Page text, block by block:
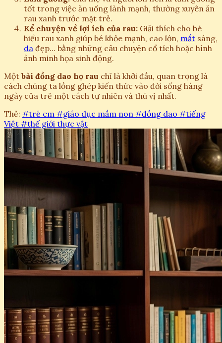
tốt trong việc ăn uống lành mạnh, thường xuyên ăn
rau xanh trước mặt trẻ.
Kể chuyện về lợi ích của rau: Giải thích cho bé
hiểu rau xanh giúp bé khỏe mạnh, cao lớn, mắt sáng,
da đẹp... bằng những câu chuyện cổ tích hoặc hình
ảnh minh họa sinh động.
Một bài đồng dao họ rau chỉ là khởi đầu, quan trọng là
cách chúng ta lồng ghép kiến thức vào đời sống hàng
ngày của trẻ một cách tự nhiên và thú vị nhất.
Thẻ: #trẻ em #giáo dục mầm non #đồng dao #tiếng
Việt #thế giới thực vật